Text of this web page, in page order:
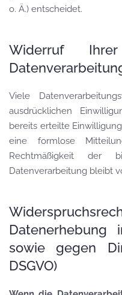
o. Ä.) entscheidet.
Widerruf
Viele
ausdrücklichen
bereits erteilte
eine formlose
Rechtmäßigkeit der
Datenverarbeitung bleibt
Datenerhebung
sowie gegen
DSGVO)